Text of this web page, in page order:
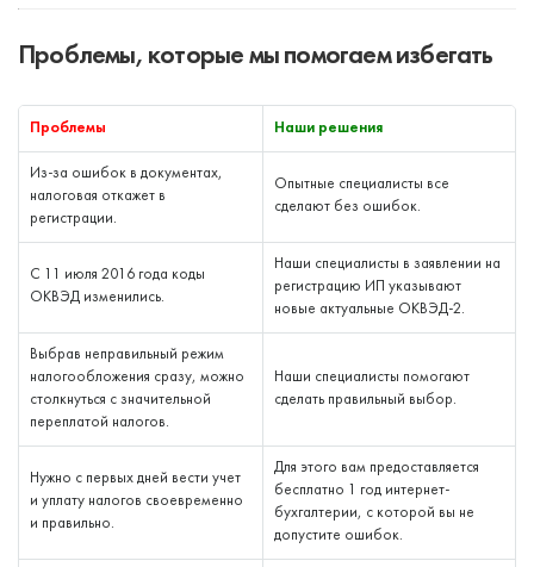
Проблемы, которые мы помогаем избегать
Проблемы Наши решения
Из-за ошибок в документах,
налоговая откажет в
регистрации.
Опытные специалисты все
сделают без ошибок.
С 11 июля 2016 года коды
ОКВЭД изменились.
Наши специалисты в заявлении на
регистрацию ИП указывают
новые актуальные ОКВЭД-2.
Выбрав неправильный режим
налогообложения сразу, можно
столкнуться с значительной
переплатой налогов.
Наши специалисты помогают
сделать правильный выбор.
Нужно с первых дней вести учет
и уплату налогов своевременно
и правильно.
Для этого вам предоставляется
бесплатно 1 год интернет-
бухгалтерии, с которой вы не
допустите ошибок.